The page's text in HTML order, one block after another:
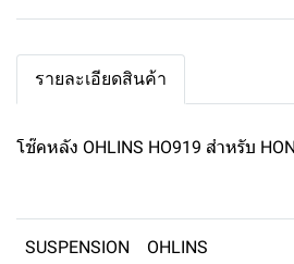
รายละเอียดสินค้า
โช๊คหลัง OHLINS HO919 สำหรับ
SUSPENSION OHLINS